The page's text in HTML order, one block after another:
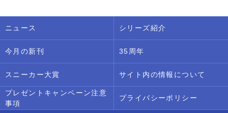
ニュース シリーズ紹介
今月の新刊 35周年
スニーカー大賞 サイト内の情報について
プレゼントキャンペーン注意
事項
プライバシーポリシー